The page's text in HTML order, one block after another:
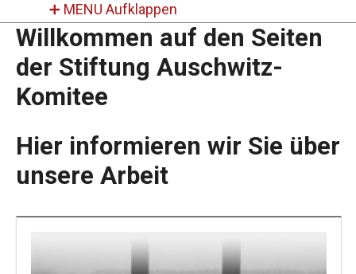
➕ MENU Aufklappen
Willkommen auf den Seiten
der Stiftung Auschwitz-
Komitee
Hier informieren wir Sie über
unsere Arbeit